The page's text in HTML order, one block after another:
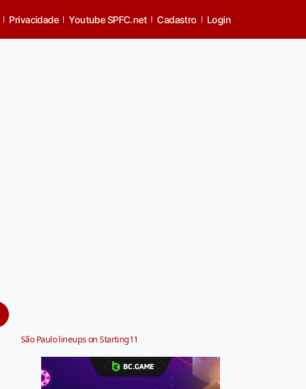
Privacidade Youtube SPFC.net Cadastro Login
São Paulo lineups on Starting11